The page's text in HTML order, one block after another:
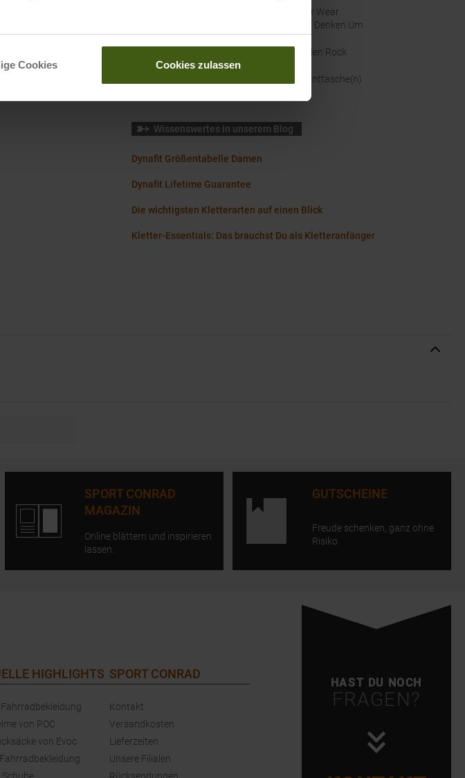
Cookies Cookies zulassen
Fair Wear
Wir Denken Um
Fallen Rock
Fronttasche(n)
Wissenswertes in unserem Blog
Dynafit Größentabelle Damen
Dynafit Lifetime Guarantee
Die wichtigsten Kletterarten auf einen Blick
Kletter-Essentials: Das brauchst Du als Kletteranfänger
SPORT CONRAD
MAGAZIN
Online blättern und inspirieren
lassen.
GUTSCHEINE
Freude schenken, ganz ohne
Risiko.
HAST DU NOCH
FRAGEN?
HIGHLIGHTS
von POC
von Evoc
SPORT CONRAD
Kontakt
Versandkosten
Lieferzeiten
Unsere Filialen